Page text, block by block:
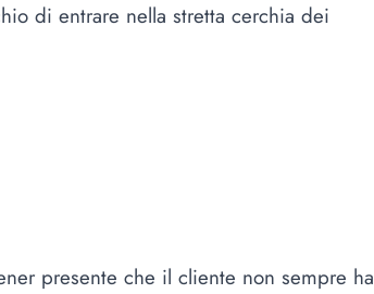
di entrare nella stretta cerchia dei
presente che il cliente non sempre ha